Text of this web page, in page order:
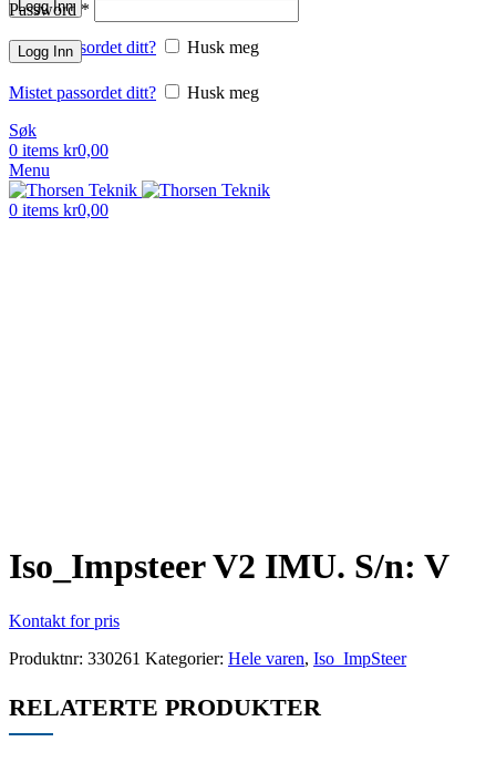
Logg Inn
Mistet passordet ditt? Husk meg
Password *
Logg Inn
Mistet passordet ditt?
Husk meg
Søk
0 items kr0,00
Menu
0 items kr0,00
Iso_Impsteer V2 IMU. S/n: V
Kontakt for pris
Produktnr: 330261 Kategorier: Hele varen, Iso_ImpSteer
RELATERTE PRODUKTER